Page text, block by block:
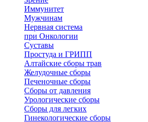
Иммунитет
Мужчинам
Нервная система
при Онкологии
Суставы
Простуда и ГРИПП
Алтайские сборы трав
Желудочные сборы
Печеночные сборы
Сборы от давления
Урологические сборы
Сборы для легких
Гинекологические сборы